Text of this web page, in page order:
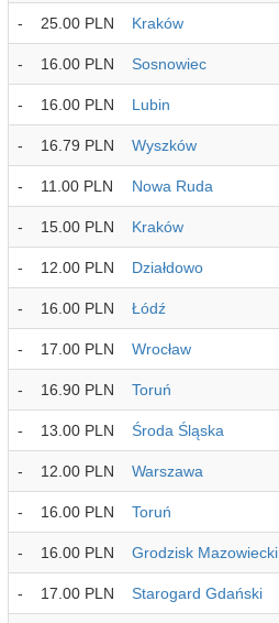
- 25.00 PLN Kraków
- 16.00 PLN Sosnowiec
- 16.00 PLN Lubin
- 16.79 PLN Wyszków
- 11.00 PLN Nowa Ruda
- 15.00 PLN Kraków
- 12.00 PLN Działdowo
- 16.00 PLN Łódź
- 17.00 PLN Wrocław
- 16.90 PLN Toruń
- 13.00 PLN Środa Śląska
- 12.00 PLN Warszawa
- 16.00 PLN Toruń
- 16.00 PLN Grodzisk Mazowiecki
- 17.00 PLN Starogard Gdański